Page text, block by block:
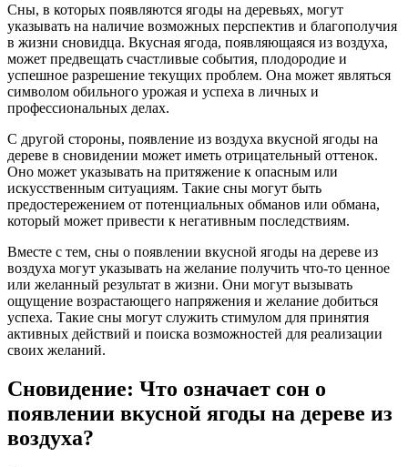
Сны, в которых появляются ягоды на деревьях, могут
указывать на наличие возможных перспектив и благополучия
в жизни сновидца. Вкусная ягода, появляющаяся из воздуха,
может предвещать счастливые события, плодородие и
успешное разрешение текущих проблем. Она может являться
символом обильного урожая и успеха в личных и
профессиональных делах.
С другой стороны, появление из воздуха вкусной ягоды на
дереве в сновидении может иметь отрицательный оттенок.
Оно может указывать на притяжение к опасным или
искусственным ситуациям. Такие сны могут быть
предостережением от потенциальных обманов или обмана,
который может привести к негативным последствиям.
Вместе с тем, сны о появлении вкусной ягоды на дереве из
воздуха могут указывать на желание получить что-то ценное
или желанный результат в жизни. Они могут вызывать
ощущение возрастающего напряжения и желание добиться
успеха. Такие сны могут служить стимулом для принятия
активных действий и поиска возможностей для реализации
своих желаний.
Сновидение: Что означает сон о
появлении вкусной ягоды на дереве из
воздуха?